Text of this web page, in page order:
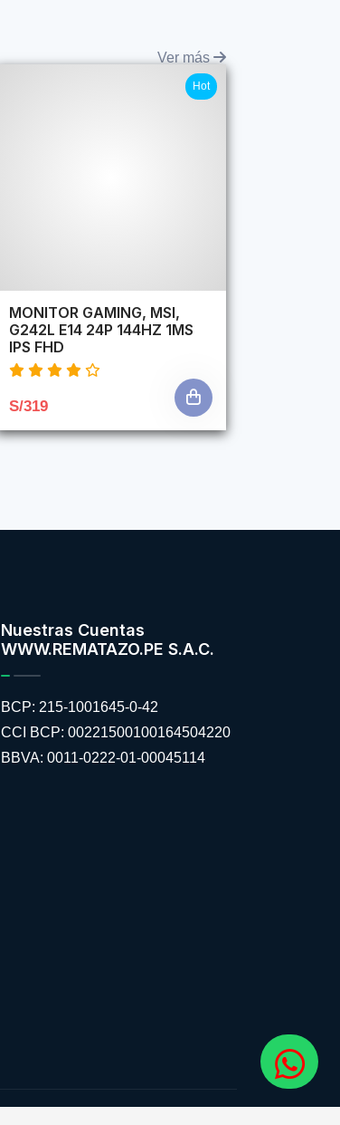
Ver más
Hot
MONITOR GAMING, MSI,
G242L E14 24P 144HZ 1MS
IPS FHD
S/319
Nuestras Cuentas
WWW.REMATAZO.PE S.A.C.
BCP: 215-1001645-0-42
CCI BCP: 00221500100164504220
BBVA: 0011-0222-01-00045114